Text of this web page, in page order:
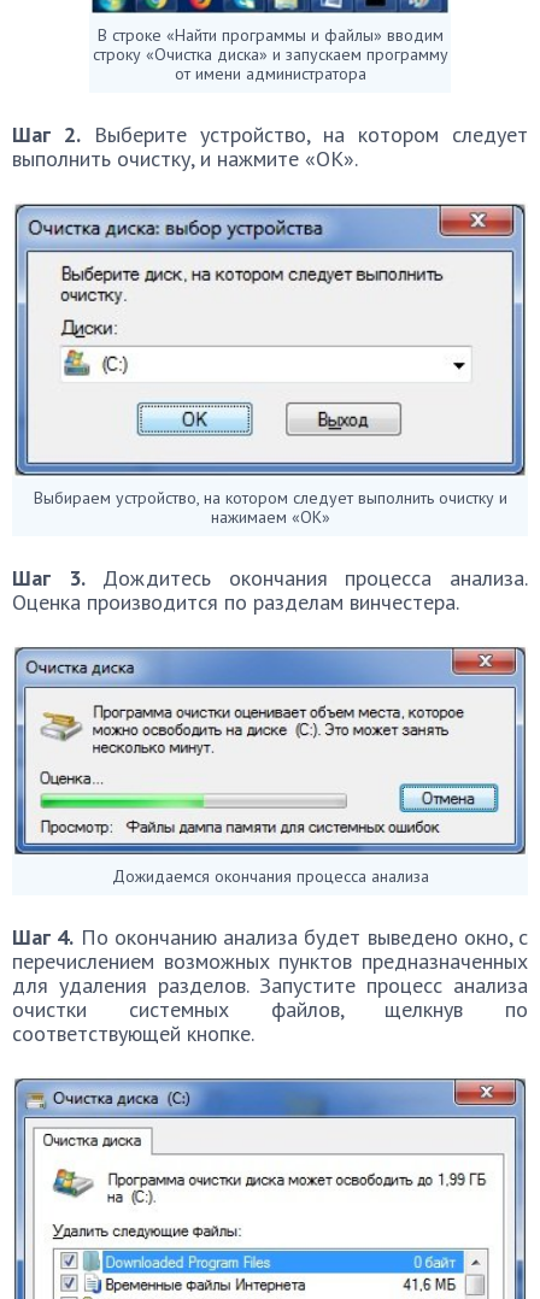
В строке «Найти программы и файлы» вводим
строку «Очистка диска» и запускаем программу
от имени администратора
Шаг 2. Выберите устройство, на котором следует
выполнить очистку, и нажмите «ОК».
Выбираем устройство, на котором следует выполнить очистку и
нажимаем «ОК»
Шаг 3.Дождитесь окончания процесса анализа.
Оценка производится по разделам винчестера.
Дожидаемся окончания процесса анализа
Шаг 4. По окончанию анализа будет выведено окно, с
перечислением возможных пунктов предназначенных
для удаления разделов. Запустите процесс анализа
очистки системных файлов, щелкнув по
соответствующей кнопке.